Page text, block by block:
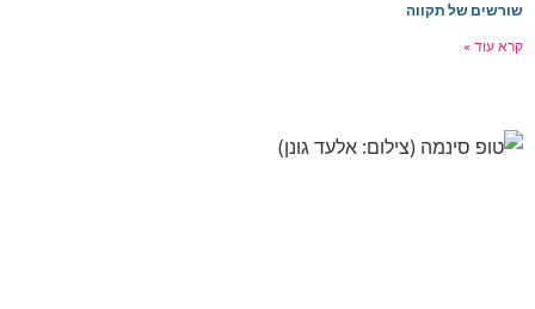
שורשים של תקווה
קרא עוד »